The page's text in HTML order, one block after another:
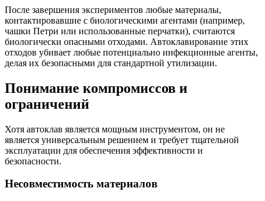
После завершения экспериментов любые материалы,
контактировавшие с биологическими агентами (например,
чашки Петри или использованные перчатки), считаются
биологически опасными отходами. Автоклавирование этих
отходов убивает любые потенциально инфекционные агенты,
делая их безопасными для стандартной утилизации.
Понимание компромиссов и
ограничений
Хотя автоклав является мощным инструментом, он не
является универсальным решением и требует тщательной
эксплуатации для обеспечения эффективности и
безопасности.
Несовместимость материалов